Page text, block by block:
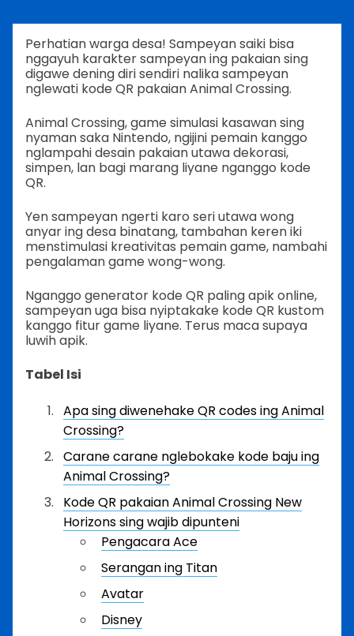
Perhatian warga desa! Sampeyan saiki bisa
nggayuh karakter sampeyan ing pakaian sing
digawe dening diri sendiri nalika sampeyan
nglewati kode QR pakaian Animal Crossing.
Animal Crossing, game simulasi kasawan sing
nyaman saka Nintendo, ngijini pemain kanggo
nglampahi desain pakaian utawa dekorasi,
simpen, lan bagi marang liyane nganggo kode
QR.
Yen sampeyan ngerti karo seri utawa wong
anyar ing desa binatang, tambahan keren iki
menstimulasi kreativitas pemain game, nambahi
pengalaman game wong-wong.
Nganggo generator kode QR paling apik online,
sampeyan uga bisa nyiptakake kode QR kustom
kanggo fitur game liyane. Terus maca supaya
luwih apik.
Tabel Isi
Apa sing diwenehake QR codes ing Animal
Crossing?
Carane carane nglebokake kode baju ing
Animal Crossing?
Kode QR pakaian Animal Crossing New
Horizons sing wajib dipunteni
Pengacara Ace
Serangan ing Titan
Avatar
Disney